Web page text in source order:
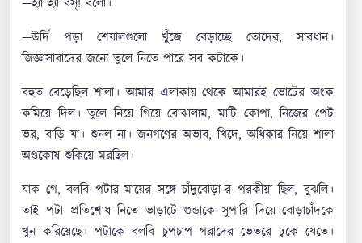
—হ্যাঁ হ্যাঁ বস্! বলো।
—উর্দি পড়া শেয়ালগুলো খুঁজে বেড়াচ্ছে তোদের, সাবধান।
জিজ্ঞাসাবাদের জন্যে তুলে নিতে পারে সব কটাকে।
বহুত বেড়েছিল শালা। আমার এলাকায় থেকে আমারই ভোটের অংক
কমিয়ে দিল। তুলে নিয়ে গিয়ে বোঝালাম, মাটি কোপা, নিজের পেট
ভর, বাড়ি যা। শুনল না। জনগণের অভাব, খিদে, অধিকার নিয়ে শালা
অণ্ডকোষ শুকিয়ে মরছিল।
যাক গে, বলবি পটার মায়ের সঙ্গে চাঁদুবোড়া-র পরকীয়া ছিল, বুঝলি।
তাই পটা প্রতিশোধ নিতে ভাড়াটে গুন্ডাকে সুপারি দিয়ে বোড়াচাঁদকে
খুন করিয়েছে। পটাকে বলবি চুপচাপ গরাদের ভেতরে ঢুকে যেতে।